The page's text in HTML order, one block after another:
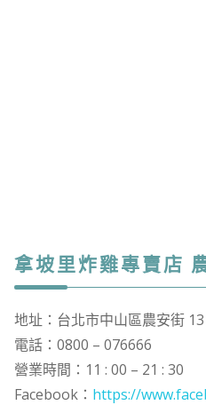
拿坡里炸雞專賣店
地址：台北市中山區農安街
電話：0800 – 076666
營業時間：11 : 00 – 21 : 30
Facebook： https://